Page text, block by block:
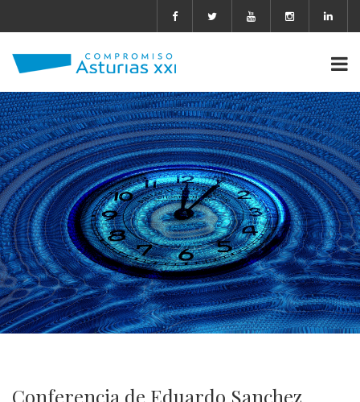
Conferencia de Eduardo Sanchez